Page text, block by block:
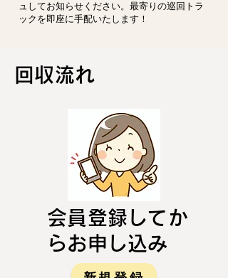
ュしてお知らせください。最寄りの巡回トラ
ックを即座に手配いたします！
回収流れ
会員登録してか
らお申し込み